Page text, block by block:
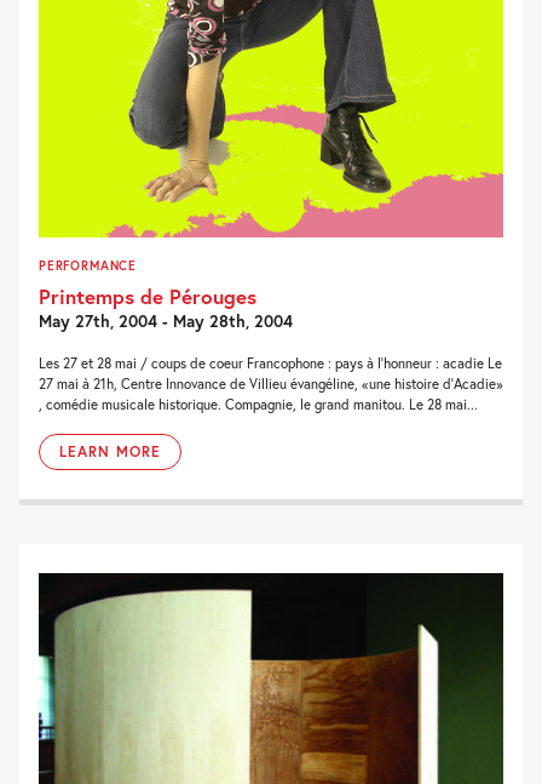
PERFORMANCE
Printemps de Pérouges
May 27th, 2004 - May 28th, 2004
Les 27 et 28 mai / coups de coeur Francophone : pays à l'honneur : acadie Le
27 mai à 21h, Centre Innovance de Villieu évangéline, «une histoire d'Acadie»
, comédie musicale historique. Compagnie, le grand manitou. Le 28 mai...
LEARN MORE